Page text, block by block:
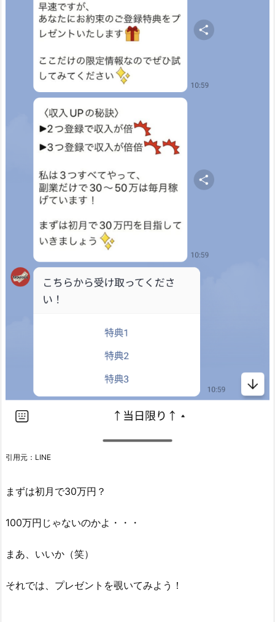
引用元：LINE
まずは初月で30万円？
100万円じゃないのかよ・・・
まあ、いいか（笑）
それでは、プレゼントを覗いてみよう！